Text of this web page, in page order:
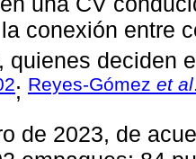
conexión entre
quienes deciden
; Reyes-Gómez et al
de 2023, de